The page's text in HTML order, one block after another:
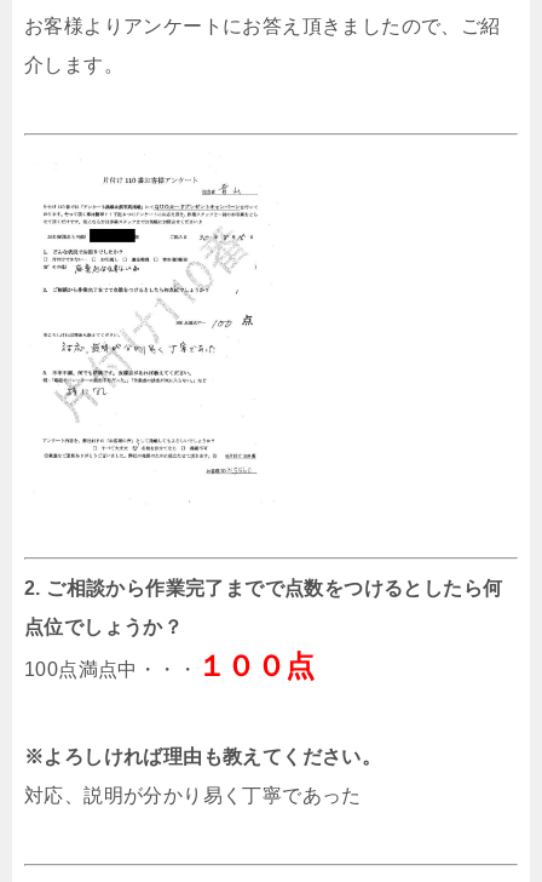
お客様よりアンケートにお答え頂きましたので、ご紹
介します。
2. ご相談から作業完了までで点数をつけるとしたら何
点位でしょうか？
100点満点中・・・ １００点
※よろしければ理由も教えてください。
対応、説明が分かり易く丁寧であった